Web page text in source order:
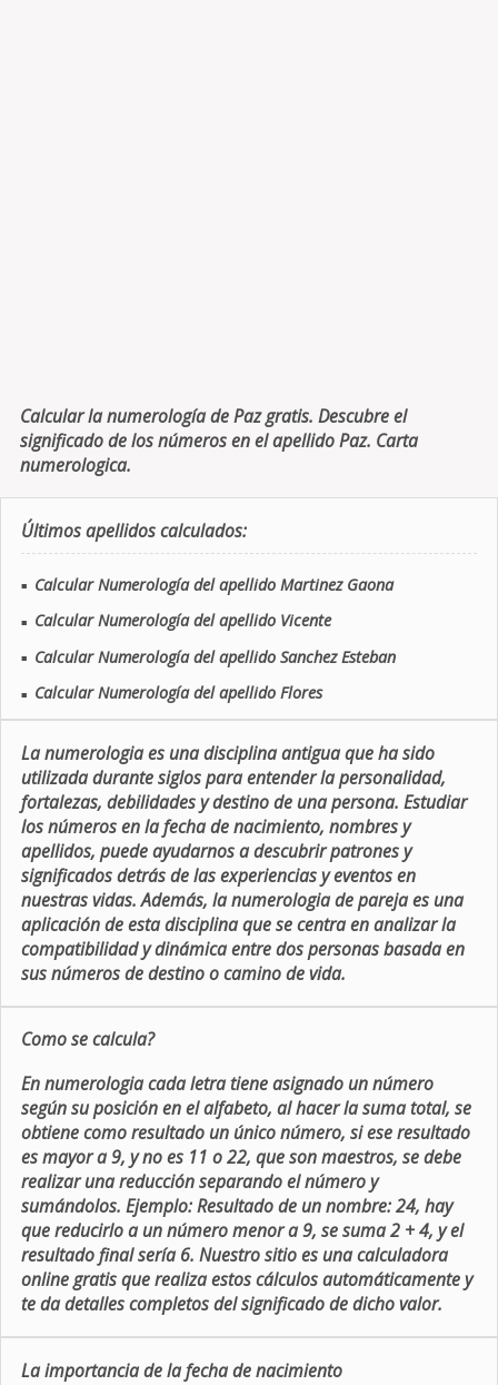
Calcular la numerología de Paz gratis. Descubre el
significado de los números en el apellido Paz. Carta
numerologica.
Últimos apellidos calculados:
■ Calcular Numerología del apellido Martinez Gaona
■ Calcular Numerología del apellido Vicente
■ Calcular Numerología del apellido Sanchez Esteban
■ Calcular Numerología del apellido Flores
La numerologia es una disciplina antigua que ha sido
utilizada durante siglos para entender la personalidad,
fortalezas, debilidades y destino de una persona. Estudiar
los números en la fecha de nacimiento, nombres y
apellidos, puede ayudarnos a descubrir patrones y
significados detrás de las experiencias y eventos en
nuestras vidas. Además, la numerologia de pareja es una
aplicación de esta disciplina que se centra en analizar la
compatibilidad y dinámica entre dos personas basada en
sus números de destino o camino de vida.
Como se calcula?
En numerologia cada letra tiene asignado un número
según su posición en el alfabeto, al hacer la suma total, se
obtiene como resultado un único número, si ese resultado
es mayor a 9, y no es 11 o 22, que son maestros, se debe
realizar una reducción separando el número y
sumándolos. Ejemplo: Resultado de un nombre: 24, hay
que reducirlo a un número menor a 9, se suma 2 + 4, y el
resultado final sería 6. Nuestro sitio es una calculadora
online gratis que realiza estos cálculos automáticamente y
te da detalles completos del significado de dicho valor.
La importancia de la fecha de nacimiento